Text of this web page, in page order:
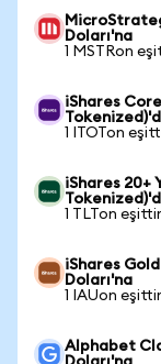
Doları'na
1 MSTRon
iShares
1 ITOTon
iShares 20+
1 TLTon
iShares
Doları'na
1 IAUon eşittir
Alphabet